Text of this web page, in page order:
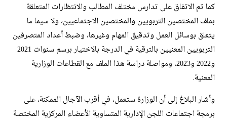
كما تم الاتفاق على تدارس مختلف المطالب والانتظارات المتعلقة
بملف المختصين التربويين والمختصين الاجتماعيين، ولا سيما ما
يتعلق بوسائل العمل وتدقيق المهام وغيرها، وضبط أعداد المتصرفين
التربويين المعنيين بالترقية في الدرجة بالاختيار برسم سنوات 2021
و2022 و2023، ومواصلة دراسة هذا الملف مع القطاعات الوزارية
المعنية.
وأشار البلاغ إلى أن الوزارة ستعمل، في أقرب الآجال الممكنة، على
برمجة اجتماعات اللجن الإدارية المتساوية الأعضاء المركزية المختصة